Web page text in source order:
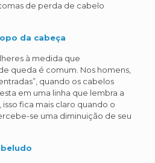
de perda de cabelo
da cabeça
à medida que
queda é comum. Nos homens,
quando os cabelos
em uma linha que lembra a
isso fica mais claro quando o
se uma diminuição de seu